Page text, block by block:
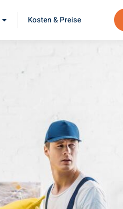
Kosten & Preise